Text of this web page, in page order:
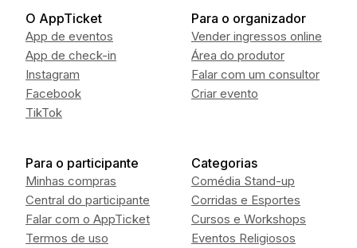
O AppTicket
App de eventos
App de check-in
Instagram
Facebook
TikTok
Para o organizador
Vender ingressos online
Área do produtor
Falar com um consultor
Criar evento
Para o participante
Minhas compras
Central do participante
Falar com o AppTicket
Termos de uso
Categorias
Comédia Stand-up
Corridas e Esportes
Cursos e Workshops
Eventos Religiosos